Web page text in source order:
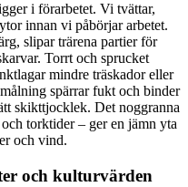
i förarbetet. Vi tvättar,
innan vi påbörjar arbetet.
slipar trärena partier för
Torrt och sprucket
mindre träskador eller
spärrar fukt och binder
skikttjocklek. Det noggranna
torktider – ger en jämn yta
och vind.
och kulturvärden